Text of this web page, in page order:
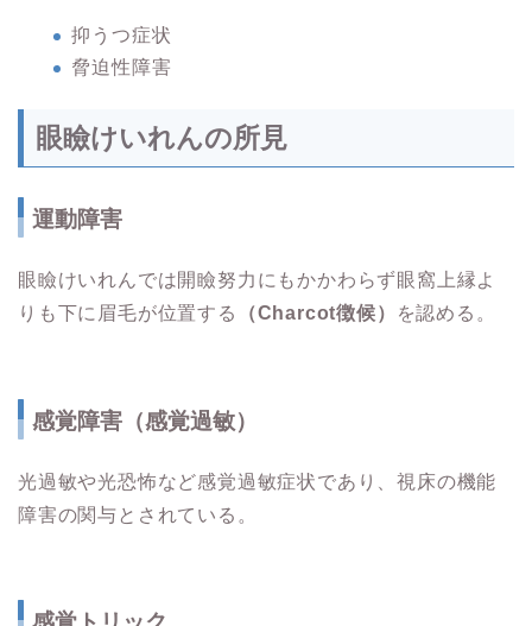
抑うつ症状
脅迫性障害
眼瞼けいれんの所見
運動障害
眼瞼けいれんでは開瞼努力にもかかわらず眼窩上縁よ
りも下に眉毛が位置する
（Charcot徴候） を認める。
感覚障害（感覚過敏）
光過敏や光恐怖など感覚過敏症状であり、視床の機能
障害の関与とされている。